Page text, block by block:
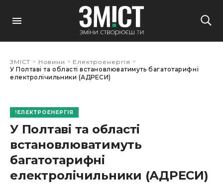
ЗМІСТ > Новини > Електроенергія >
У Полтаві та області встановлюватимуть багатотарифні
електролічильники (АДРЕСИ)
ЕЛЕКТРОЕНЕРГІЯ
У Полтаві та області
встановлюватимуть
багатотарифні
електролічильники (АДРЕСИ)